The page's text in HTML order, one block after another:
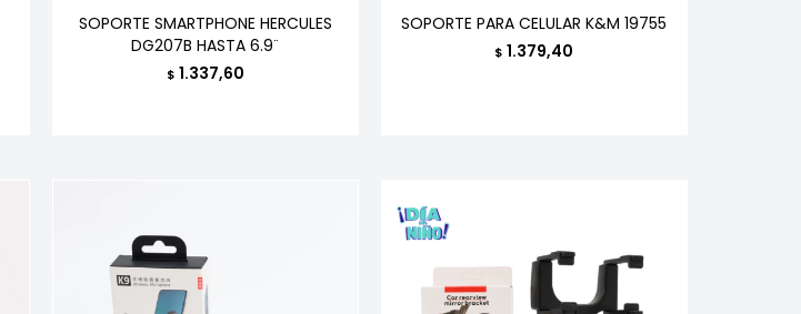
SOPORTE SMARTPHONE HERCULES
DG207B HASTA 6.9¨
$ 1.337,60
SOPORTE PARA CELULAR K&M 19755
$ 1.379,40